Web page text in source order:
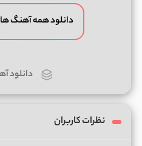
دانلود همه آهنگ
دانلود
نظرات کاربران